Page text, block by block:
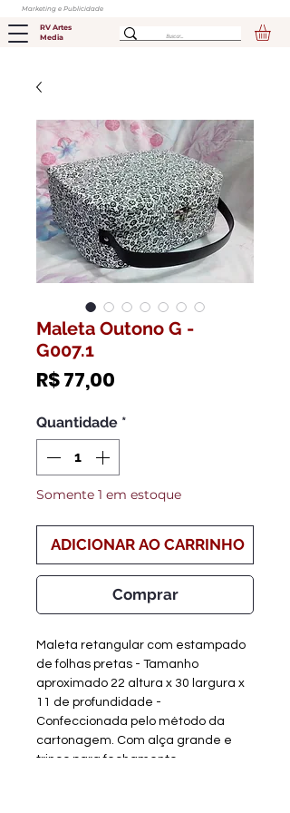
Marketing e Publicidade
RV Artes
Media
Maleta Outono G -
G007.1
R$ 77,00
Quantidade *
Somente 1 em estoque
ADICIONAR AO CARRINHO
Comprar
Maleta retangular com estampado
de folhas pretas - Tamanho
aproximado 22 altura x 30 largura x
11 de profundidade -
Confeccionada pelo método da
cartonagem. Com alça grande e
trinco para fechamento.